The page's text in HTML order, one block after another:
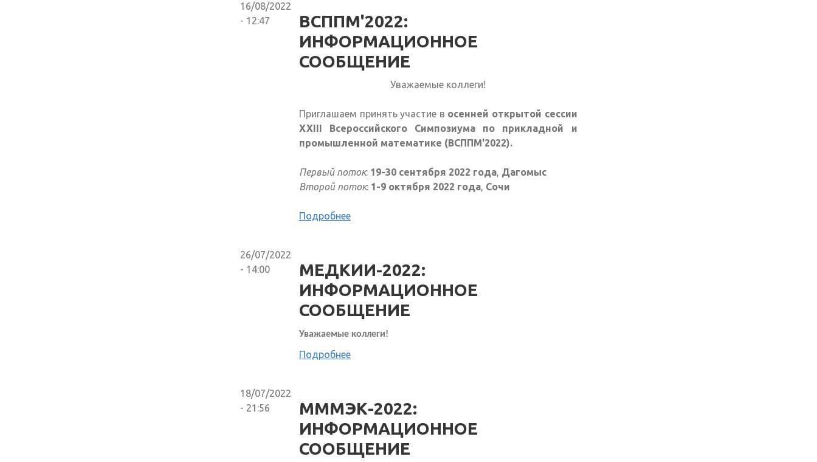
16/08/2022
- 12:47
ВСППМ'2022:
ИНФОРМАЦИОННОЕ
СООБЩЕНИЕ
Уважаемые коллеги!
Приглашаем принять участие в осенней открытой сессии
XXIII Всероссийского Симпозиума по прикладной и
промышленной математике (ВСППМ'2022).
Первый поток: 19-30 сентября 2022 года, Дагомыс
Второй поток: 1-9 октября 2022 года, Сочи
Подробнее
26/07/2022
- 14:00
МЕДКИИ-2022:
ИНФОРМАЦИОННОЕ
СООБЩЕНИЕ
Уважаемые коллеги!
Подробнее
18/07/2022
- 21:56
МММЭК-2022:
ИНФОРМАЦИОННОЕ
СООБЩЕНИЕ